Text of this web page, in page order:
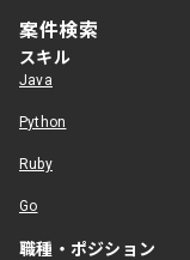
案件検索
スキル
Java
Python
Ruby
Go
職種・ポジション